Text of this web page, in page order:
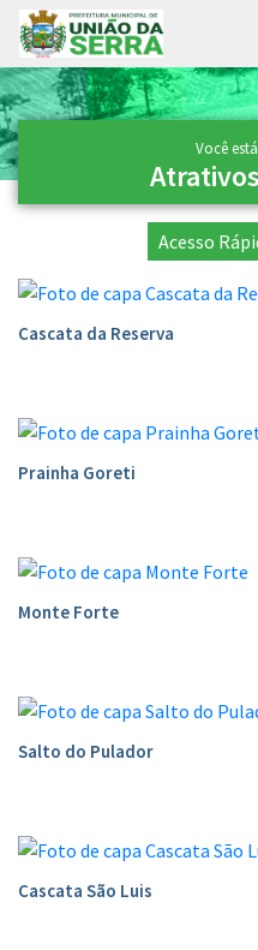
Ir para conteúdo principal
Conteúdo Principal
Você
Cascata da Reserva
Prainha Goreti
Monte Forte
Salto do Pulador
Cascata São Luis